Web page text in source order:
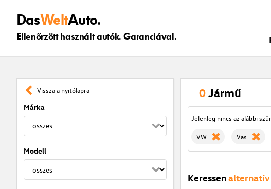
DasWeltAuto.
Ellenőrzött használt autók. Garanciával.
Vissza a nyitólapra
Márka
Modell
0Jármű
Jelenleg nincs az alábbi
VW Vas
Keressenalternatív